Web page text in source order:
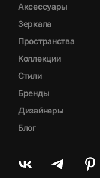
Аксессуары
Зеркала
Пространства
Коллекции
Стили
Бренды
Дизайнеры
Блог